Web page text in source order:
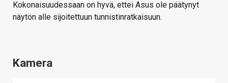
Kokonaisuudessaan on hyvä, ettei Asus ole päätynyt
näytön alle sijoitettuun tunnistinratkaisuun.
Kamera